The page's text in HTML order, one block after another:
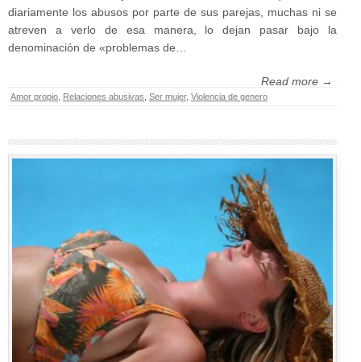
diariamente los abusos por parte de sus parejas, muchas ni se
atreven a verlo de esa manera, lo dejan pasar bajo la
denominación de «problemas de…
Read more →
Amor propio Relaciones abusivas Ser mujer, Violencia de genero